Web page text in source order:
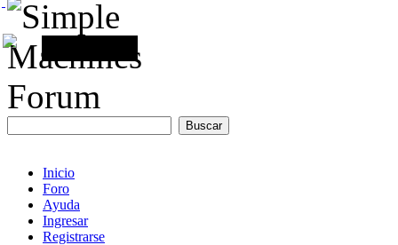
Inicio
Foro
Ayuda
Ingresar
Registrarse